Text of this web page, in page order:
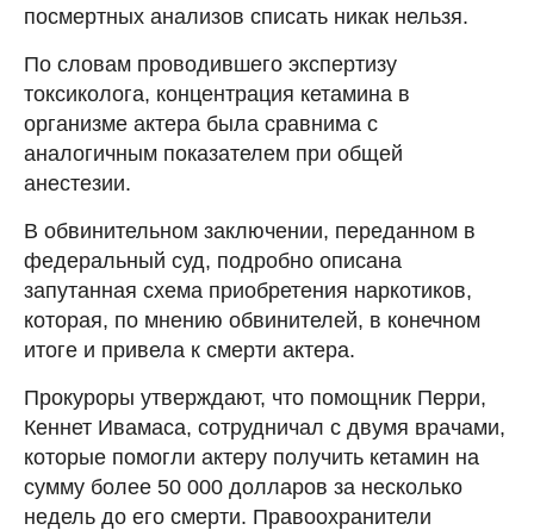
посмертных анализов списать никак нельзя.
По словам проводившего экспертизу
токсиколога, концентрация кетамина в
организме актера была сравнима с
аналогичным показателем при общей
анестезии.
В обвинительном заключении, переданном в
федеральный суд, подробно описана
запутанная схема приобретения наркотиков,
которая, по мнению обвинителей, в конечном
итоге и привела к смерти актера.
Прокуроры утверждают, что помощник Перри,
Кеннет Ивамаса, сотрудничал с двумя врачами,
которые помогли актеру получить кетамин на
сумму более 50 000 долларов за несколько
недель до его смерти. Правоохранители